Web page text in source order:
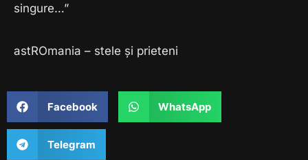
singure…”
astROmania – stele și prieteni
Facebook WhatsApp
Telegram